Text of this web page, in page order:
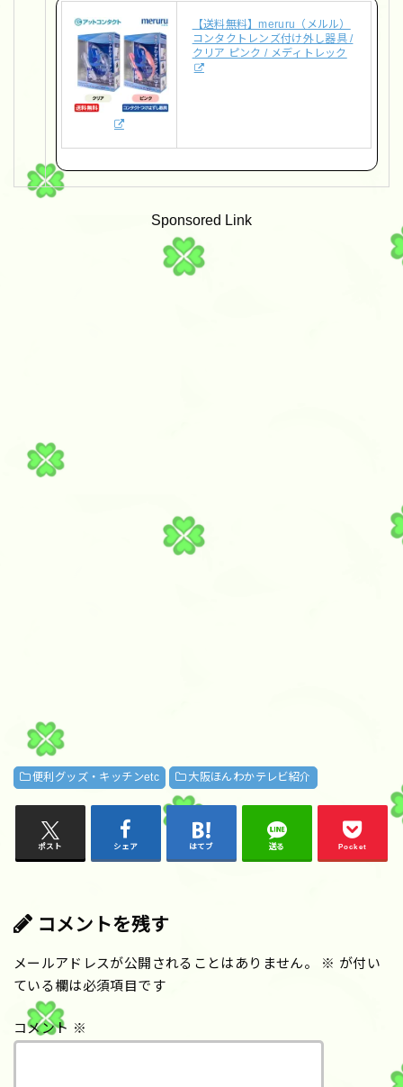
【送料無料】meruru（メルル）
コンタクトレンズ付け外し器具 /
クリア ピンク / メディトレック
Sponsored Link
便利グッズ・キッチンetc 大阪ほんわかテレビ紹介
ポスト シェア はてブ 送る Pocket
コメントを残す
メールアドレスが公開されることはありません。 ※ が付い
ている欄は必須項目です
コメント ※